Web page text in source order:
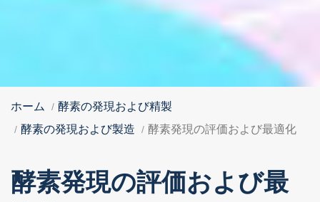
ホーム
酵素の発現および精製
酵素の発現および製造
酵素発現の評価および最適化
酵素発現の評価および最